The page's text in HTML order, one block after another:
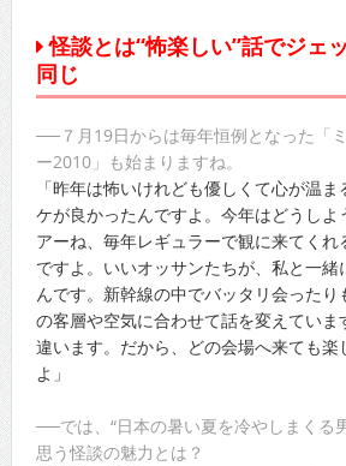
怪談とは“怖楽しい”話でジェ
同じ
──７月19日からは毎年恒例となった「
ー2010」も始まりますね。
「昨年は怖いけれども優しくて心が温
ケが良かったんですよ。今年はどうしよ
アーね、毎年レギュラーで観に来てくれ
ですよ。いいオッサンたちが、私と一緒
んです。新幹線の中でバッタリ会った
の客層や空気に合わせて話を変えていま
違います。だから、どの会場へ来ても楽
よ」
──では、“日本の暑い夏を冷やしまくる
思う怪談の魅力とは？